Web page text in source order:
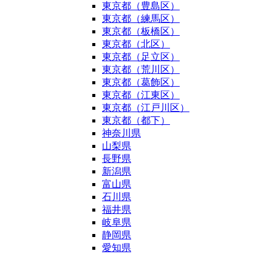
東京都（豊島区）
東京都（練馬区）
東京都（板橋区）
東京都（北区）
東京都（足立区）
東京都（荒川区）
東京都（葛飾区）
東京都（江東区）
東京都（江戸川区）
東京都（都下）
神奈川県
山梨県
長野県
新潟県
富山県
石川県
福井県
岐阜県
静岡県
愛知県